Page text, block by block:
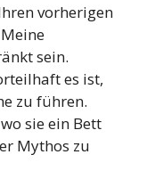
vorherigen
sein.
es ist,
zu führen.
sie ein Bett
Mythos zu